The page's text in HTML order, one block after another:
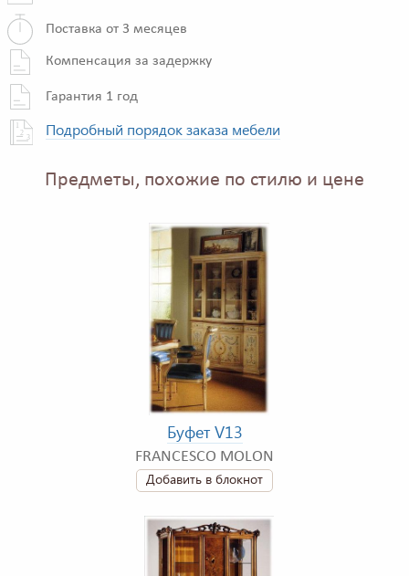
Поставка от 3 месяцев
Компенсация за задержку
Гарантия 1 год
Подробный порядок заказа мебели
Предметы, похожие по стилю и цене
Буфет V13
FRANCESCO MOLON
Добавить в блокнот